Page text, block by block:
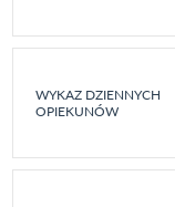
WYKAZ DZIENNYCH
OPIEKUNÓW